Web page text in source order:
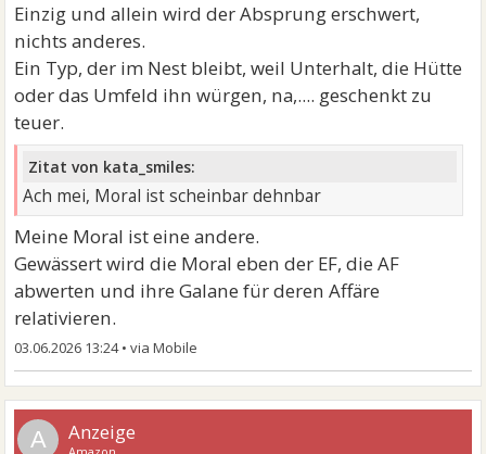
Einzig und allein wird der Absprung erschwert,
nichts anderes.
Ein Typ, der im Nest bleibt, weil Unterhalt, die Hütte
oder das Umfeld ihn würgen, na,.... geschenkt zu
teuer.
Zitat von kata_smiles:
Ach mei, Moral ist scheinbar dehnbar
Meine Moral ist eine andere.
Gewässert wird die Moral eben der EF, die AF
abwerten und ihre Galane für deren Affäre
relativieren.
03.06.2026 13:24•
A